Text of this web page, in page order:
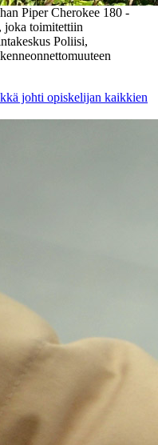
Piper Cherokee 180 -
joka toimitettiin
Poliisi,
johti opiskelijan kaikkien